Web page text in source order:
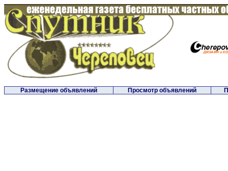
Размещение объявлений Просмотр объявлений